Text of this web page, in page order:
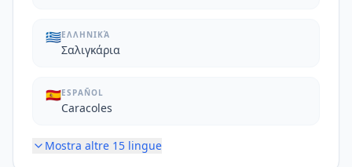
🇬🇷ΕΛΛΗΝΙΚΆ
Σαλιγκάρια
🇪🇸ESPAÑOL
Caracoles
Mostra altre 15 lingue